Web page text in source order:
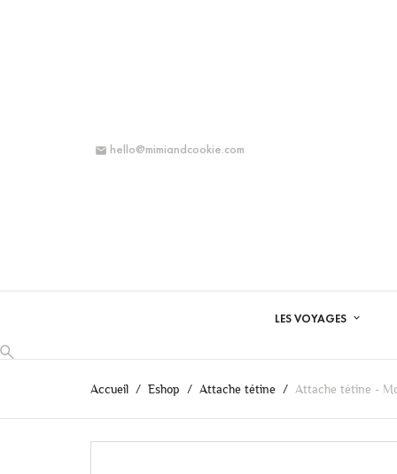
 hello@mimiandcookie.com
LES VOYAGES
Accueil Eshop Attache tétine Attache tétine -